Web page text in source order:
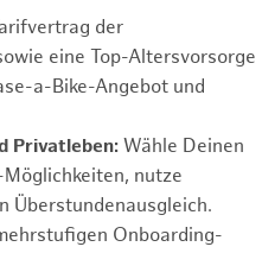
der
eine Top-Altersvorsorge
a-Bike-Angebot und
Privatleben: Wähle Deinen
nutze
Überstundenausgleich.
Onboarding-